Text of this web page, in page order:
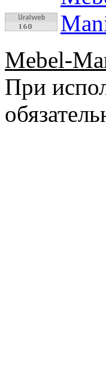
Mebel-
При